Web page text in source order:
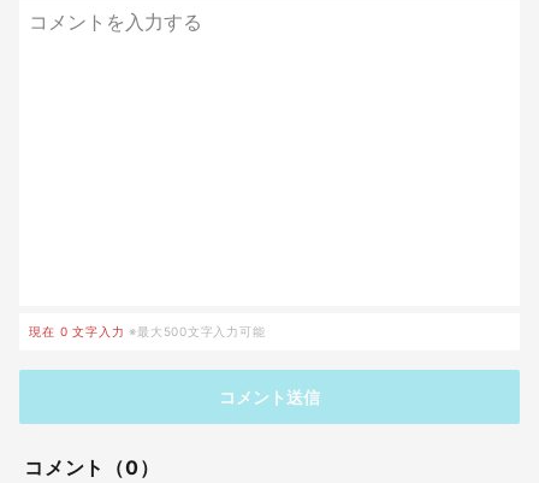
現在 0 文字入力 ※最大500文字入力可能
コメント送信
コメント（0）